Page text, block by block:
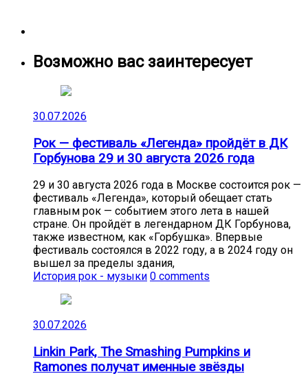
Возможно вас заинтересует
30.07.2026
Рок — фестиваль «Легенда» пройдёт в ДК
Горбунова 29 и 30 августа 2026 года
29 и 30 августа 2026 года в Москве состоится рок —
фестиваль «Легенда», который обещает стать
главным рок — событием этого лета в нашей
стране. Он пройдёт в легендарном ДК Горбунова,
также известном, как «Горбушка». Впервые
фестиваль состоялся в 2022 году, а в 2024 году он
вышел за пределы здания,
История рок - музыки 0 comments
30.07.2026
Linkin Park, The Smashing Pumpkins и
Ramones получат именные звёзды